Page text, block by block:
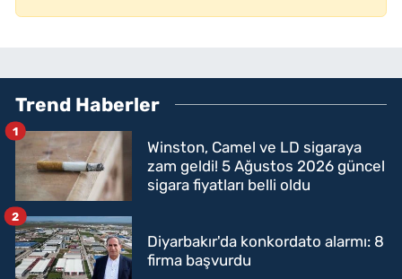
Trend Haberler
Winston, Camel ve LD sigaraya
zam geldi! 5 Ağustos 2026 güncel
sigara fiyatları belli oldu
1
Diyarbakır'da konkordato alarmı: 8
firma başvurdu
2